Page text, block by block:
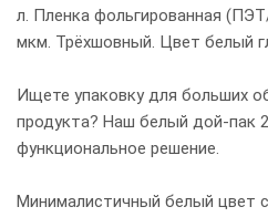
л. Пленка фольгированная
мкм. Трёхшовный. Цвет белый
Ищете упаковку для больших
продукта? Наш белый дой-пак
функциональное решение.
Минималистичный белый цвет